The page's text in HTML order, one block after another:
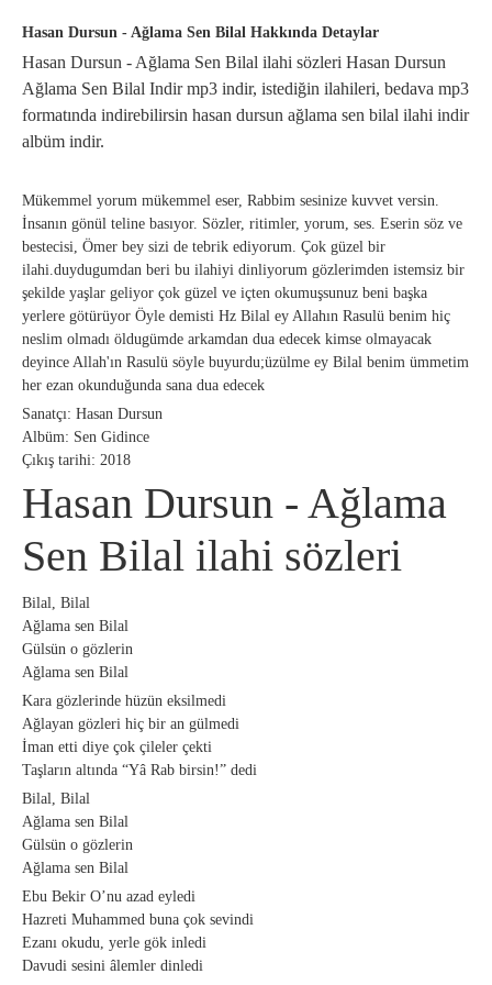
Hasan Dursun - Ağlama Sen Bilal Hakkında Detaylar
Hasan Dursun - Ağlama Sen Bilal ilahi sözleri Hasan Dursun
Ağlama Sen Bilal Indir mp3 indir, istediğin ilahileri, bedava mp3
formatında indirebilirsin hasan dursun ağlama sen bilal ilahi indir
albüm indir.
Mükemmel yorum mükemmel eser, Rabbim sesinize kuvvet versin.
İnsanın gönül teline basıyor. Sözler, ritimler, yorum, ses. Eserin söz ve
bestecisi, Ömer bey sizi de tebrik ediyorum. Çok güzel bir
ilahi.duydugumdan beri bu ilahiyi dinliyorum gözlerimden istemsiz bir
şekilde yaşlar geliyor çok güzel ve içten okumuşsunuz beni başka
yerlere götürüyor Öyle demisti Hz Bilal ey Allahın Rasulü benim hiç
neslim olmadı öldugümde arkamdan dua edecek kimse olmayacak
deyince Allah'ın Rasulü söyle buyurdu;üzülme ey Bilal benim ümmetim
her ezan okunduğunda sana dua edecek
Sanatçı: Hasan Dursun
Albüm: Sen Gidince
Çıkış tarihi: 2018
Hasan Dursun - Ağlama
Sen Bilal ilahi sözleri
Bilal, Bilal
Ağlama sen Bilal
Gülsün o gözlerin
Ağlama sen Bilal
Kara gözlerinde hüzün eksilmedi
Ağlayan gözleri hiç bir an gülmedi
İman etti diye çok çileler çekti
Taşların altında “Yâ Rab birsin!” dedi
Bilal, Bilal
Ağlama sen Bilal
Gülsün o gözlerin
Ağlama sen Bilal
Ebu Bekir O’nu azad eyledi
Hazreti Muhammed buna çok sevindi
Ezanı okudu, yerle gök inledi
Davudi sesini âlemler dinledi